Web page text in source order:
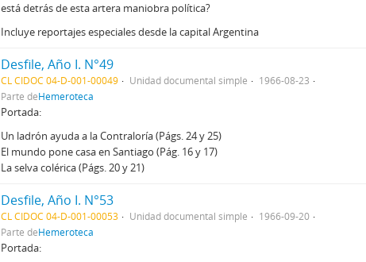
está detrás de esta artera maniobra política?
Incluye reportajes especiales desde la capital Argentina
Desfile, Año I. N°49
CL CIDOC 04-D-001-00049 Unidad documental simple
1966-08-23
Parte deHemeroteca
Portada:
Un ladrón ayuda a la Contraloría (Págs. 24 y 25)
El mundo pone casa en Santiago (Pág. 16 y 17)
La selva colérica (Págs. 20 y 21)
Desfile, Año I. N°53
CL CIDOC 04-D-001-00053 Unidad documental simple
1966-09-20
Parte deHemeroteca
Portada: